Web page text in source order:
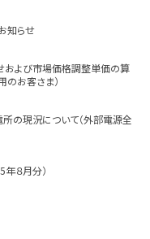
知らせ
および市場価格調整単価の算
のお客さま）
の現況について（外部電源全
８月分）